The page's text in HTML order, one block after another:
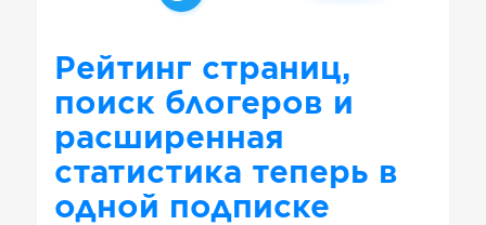
Рейтинг страниц,
поиск блогеров и
расширенная
статистика теперь в
одной подписке